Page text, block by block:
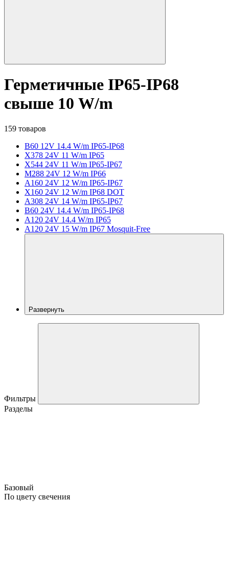
Герметичные IP65-IP68
свыше 10 W/m
159 товаров
B60 12V 14.4 W/m IP65-IP68
X378 24V 11 W/m IP65
X544 24V 11 W/m IP65-IP67
M288 24V 12 W/m IP66
A160 24V 12 W/m IP65-IP67
X160 24V 12 W/m IP68 DOT
A308 24V 14 W/m IP65-IP67
B60 24V 14.4 W/m IP65-IP68
A120 24V 14.4 W/m IP65
A120 24V 15 W/m IP67 Mosquit-Free
Развернуть
Фильтры
Разделы
Базовый
По цвету свечения